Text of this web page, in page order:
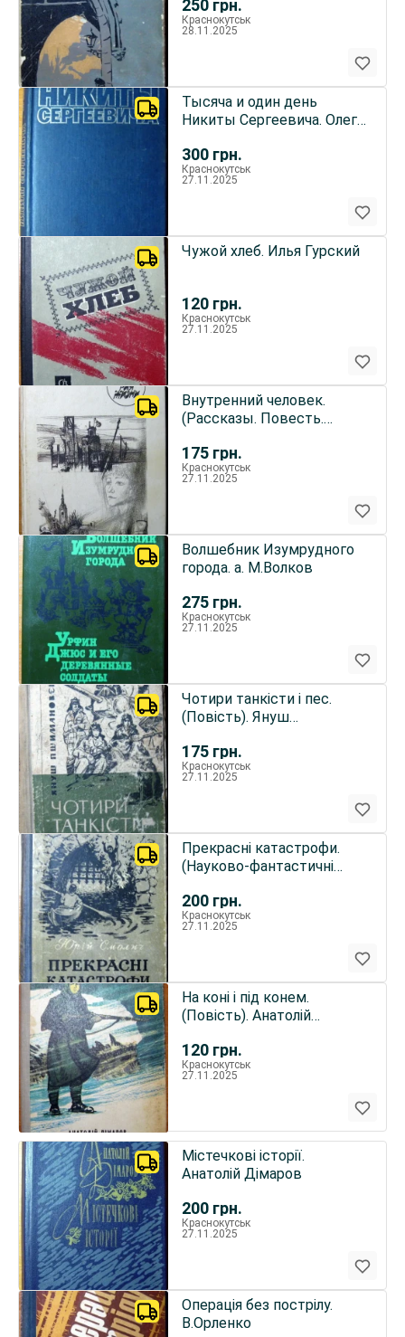
250 грн.
Краснокутськ
28.11.2025
300 грн.
Тысяча и один день
Никиты Сергеевича. Олег
Краснокутськ
27.11.2025
120 грн.
Чужой хлеб. Илья Гурский
Краснокутськ
27.11.2025
175 грн.
Внутренний человек.
(Рассказы. Повесть.
Краснокутськ
27.11.2025
275 грн.
Волшебник Изумрудного
города. а. М.Волков
Краснокутськ
27.11.2025
175 грн.
Чотири танкісти і пес.
(Повість). Януш
Краснокутськ
27.11.2025
200 грн.
Прекрасні катастрофи.
(Науково-фантастичні
Краснокутськ
27.11.2025
120 грн.
На коні і під конем.
(Повість). Анатолій
Краснокутськ
27.11.2025
200 грн.
Містечкові історії.
Анатолій Дімаров
Краснокутськ
27.11.2025
Операція без пострілу.
В.Орленко